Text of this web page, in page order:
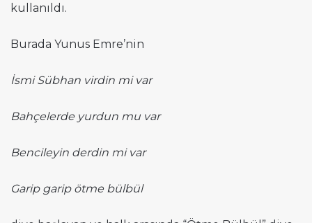
kullanıldı.
Burada Yunus Emre’nin
İsmi Sübhan virdin mi var
Bahçelerde yurdun mu var
Bencileyin derdin mi var
Garip garip ötme bülbül